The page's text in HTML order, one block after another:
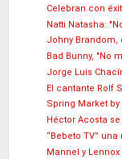
Celebran con
Natti Natasha:
Johny Brandom,
Bad Bunny, "No
Jorge Luis
El cantante Rolf
Spring Market
Héctor Acosta
“Bebeto TV”
Mannel y